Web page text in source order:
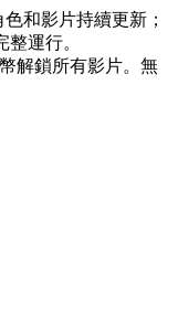
和影片持續更新；
運行。
解鎖所有影片。無